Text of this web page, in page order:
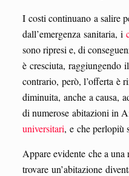
I costi continuano a salire
dall’emergenza sanitaria, i
sono ripresi e, di
è cresciuta, raggiungendo
contrario, però, l’offerta è
diminuita, anche a causa,
di numerose abitazioni in
universitari, e che perlopiù
Appare evidente che a una
trovare un’abitazione